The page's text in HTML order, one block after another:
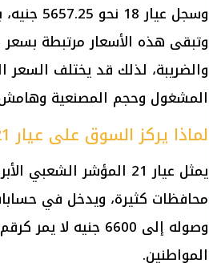
وسجل عيار 18
نحو 5657.25 جنيه، بينما بلغ
وتبقى هذه الأسعار مرتبطة بسعر
والضريبة، لذلك قد يختلف
المشغول وحجم المصنعية وهامش
لماذا يركز السوق على عيار 21؟
يمثل عيار 21
المؤشر الشعبي
محافظات كثيرة، ويدخل في
وصوله إلى 6600
المواطنين.